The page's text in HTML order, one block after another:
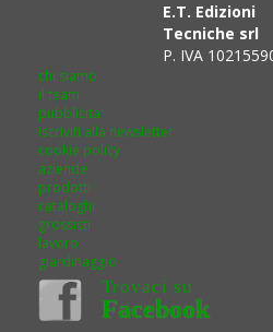
E.T. Edizioni
Tecniche srl
P. IVA
chi siamo
il team
pubblicita'
iscriviti alla newsletter
cookie policy
aziende
prodotti
cataloghi
grossisti
lavoro
giardinaggio
Trovaci su
Facebook